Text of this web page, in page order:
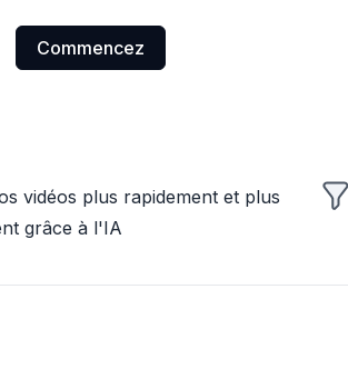
Commencez
vidéos plus rapidement et plus
grâce à l'IA